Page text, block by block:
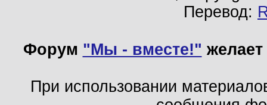
Перевод:
Форум "Мы - вместе!"
При использовании